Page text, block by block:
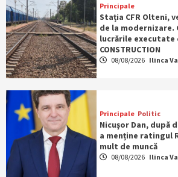
Principale
Stația CFR Olteni,
de la modernizare.
lucrările executate
CONSTRUCTION
08/08/2026 Ilinca
Principale Politic
Nicuşor Dan, după
a menține ratingul
mult de muncă
08/08/2026 Ilinca